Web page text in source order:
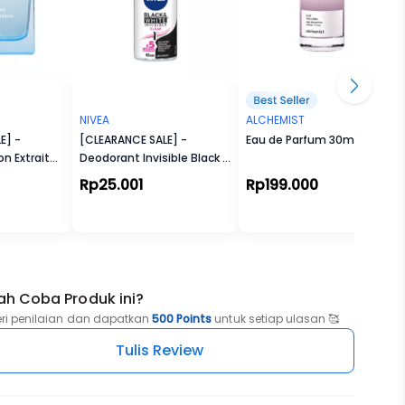
-
Extrait
NIVEA
[CLEARANCE SALE] -
Deodorant Invisible Black &
White Roll-On
Rp25.001
ALCHEMIST
Eau de Parfum 30ml
Rp199.000
Coba Produk ini?
penilaian dan dapatkan 500 Points untuk setiap ulasan 🥰
Tulis Review